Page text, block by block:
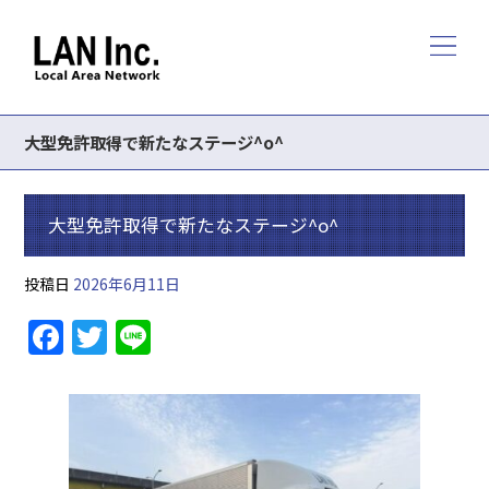
大型免許取得で新たなステージ^o^
大型免許取得で新たなステージ^o^
投稿日 2026年6月11日
F
a
c
b
T
w
itte